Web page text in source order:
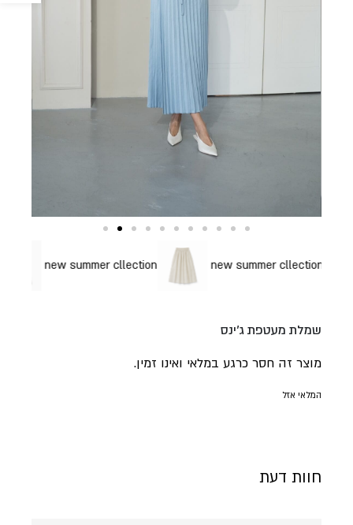
new summer cllection new summer cllection
שמלת מעטפת ג’ינס
מוצר זה חסר כרגע במלאי ואינו זמין.
המלאי אזל
חוות דעת